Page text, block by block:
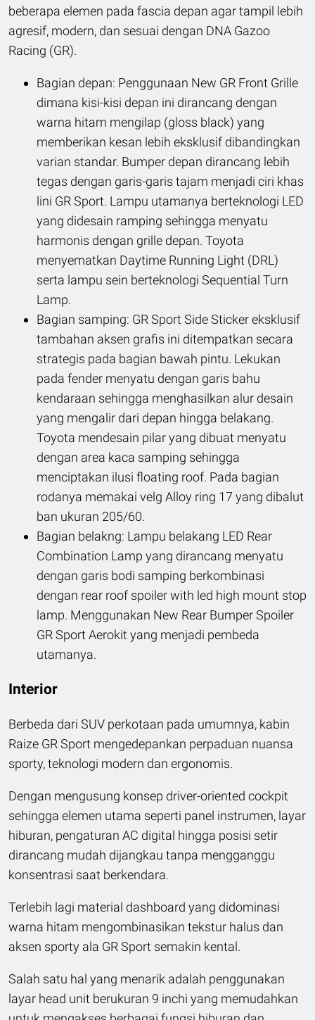
beberapa elemen pada fascia depan agar tampil lebih
agresif, modern, dan sesuai dengan DNA Gazoo
Racing (GR).
Bagian depan: Penggunaan New GR Front Grille
dimana kisi-kisi depan ini dirancang dengan
warna hitam mengilap (gloss black) yang
memberikan kesan lebih eksklusif dibandingkan
varian standar. Bumper depan dirancang lebih
tegas dengan garis-garis tajam menjadi ciri khas
lini GR Sport. Lampu utamanya berteknologi LED
yang didesain ramping sehingga menyatu
harmonis dengan grille depan. Toyota
menyematkan Daytime Running Light (DRL)
serta lampu sein berteknologi Sequential Turn
Lamp.
Bagian samping: GR Sport Side Sticker eksklusif
tambahan aksen grafis ini ditempatkan secara
strategis pada bagian bawah pintu. Lekukan
pada fender menyatu dengan garis bahu
kendaraan sehingga menghasilkan alur desain
yang mengalir dari depan hingga belakang.
Toyota mendesain pilar yang dibuat menyatu
dengan area kaca samping sehingga
menciptakan ilusi floating roof. Pada bagian
rodanya memakai velg Alloy ring 17 yang dibalut
ban ukuran 205/60.
Bagian belakng: Lampu belakang LED Rear
Combination Lamp yang dirancang menyatu
dengan garis bodi samping berkombinasi
dengan rear roof spoiler with led high mount stop
lamp. Menggunakan New Rear Bumper Spoiler
GR Sport Aerokit yang menjadi pembeda
utamanya.
Interior
Berbeda dari SUV perkotaan pada umumnya, kabin
Raize GR Sport mengedepankan perpaduan nuansa
sporty, teknologi modern dan ergonomis.
Dengan mengusung konsep driver-oriented cockpit
sehingga elemen utama seperti panel instrumen, layar
hiburan, pengaturan AC digital hingga posisi setir
dirancang mudah dijangkau tanpa mengganggu
konsentrasi saat berkendara.
Terlebih lagi material dashboard yang didominasi
warna hitam mengombinasikan tekstur halus dan
aksen sporty ala GR Sport semakin kental.
Salah satu hal yang menarik adalah penggunakan
layar head unit berukuran 9 inchi yang memudahkan